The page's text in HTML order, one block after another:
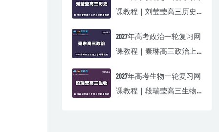
课教程｜刘莹莹高三历史
2027年高考政治一轮复习网
课教程｜秦琳高三政治上
2027年高考生物一轮复习网
课教程｜段瑞莹高三生物